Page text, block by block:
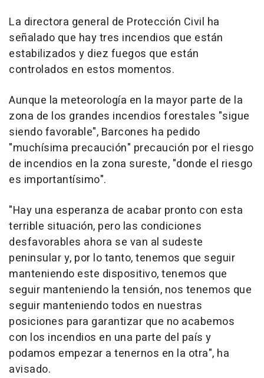
La directora general de Protección Civil ha
señalado que hay tres incendios que están
estabilizados y diez fuegos que están
controlados en estos momentos.
Aunque la meteorología en la mayor parte de la
zona de los grandes incendios forestales "sigue
siendo favorable", Barcones ha pedido
"muchísima precaución" precaución por el riesgo
de incendios en la zona sureste, "donde el riesgo
es importantísimo".
"Hay una esperanza de acabar pronto con esta
terrible situación, pero las condiciones
desfavorables ahora se van al sudeste
peninsular y, por lo tanto, tenemos que seguir
manteniendo este dispositivo, tenemos que
seguir manteniendo la tensión, nos tenemos que
seguir manteniendo todos en nuestras
posiciones para garantizar que no acabemos
con los incendios en una parte del país y
podamos empezar a tenernos en la otra", ha
avisado.